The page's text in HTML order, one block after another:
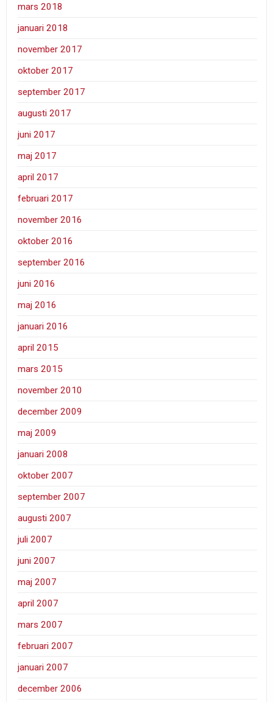
mars 2018
januari 2018
november 2017
oktober 2017
september 2017
augusti 2017
juni 2017
maj 2017
april 2017
februari 2017
november 2016
oktober 2016
september 2016
juni 2016
maj 2016
januari 2016
april 2015
mars 2015
november 2010
december 2009
maj 2009
januari 2008
oktober 2007
september 2007
augusti 2007
juli 2007
juni 2007
maj 2007
april 2007
mars 2007
februari 2007
januari 2007
december 2006